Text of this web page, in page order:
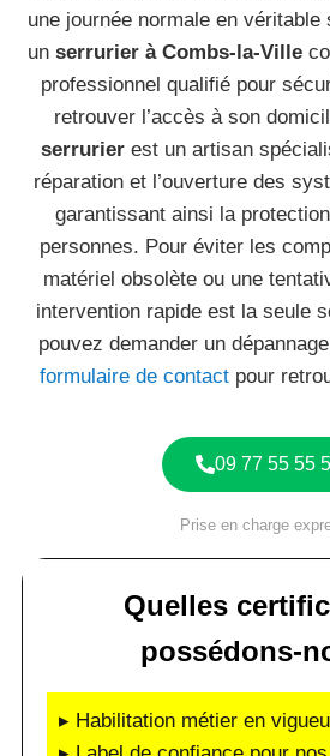
une journée normale en
un serrurier à Combs-la-Ville
professionnel qualifié pour
retrouver l’accès à son
serrurier est un artisan
réparation et l’ouverture des
garantissant ainsi la
personnes. Pour éviter les
matériel obsolète ou une
intervention rapide est la seule
pouvez demander un
formulaire de contact pour
09 77 55 55
Prise en charge
Quelles
possédons-
▸ Habilitation métier en